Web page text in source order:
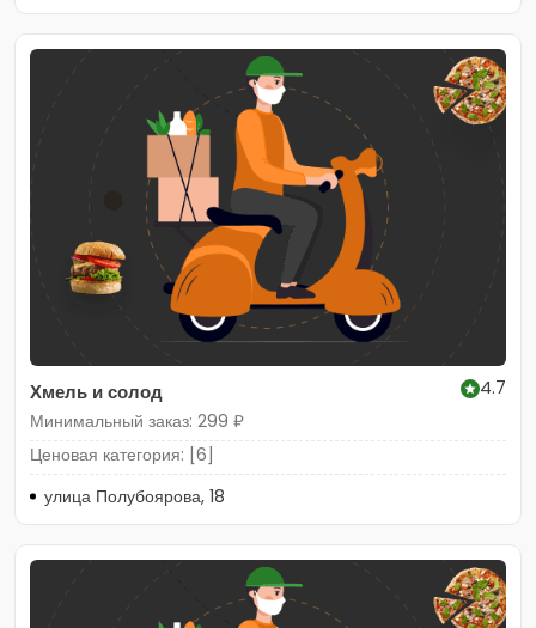
Хмель и солод
4.7
Минимальный заказ: 299 ₽
Ценовая категория: [6]
улица Полубоярова, 18